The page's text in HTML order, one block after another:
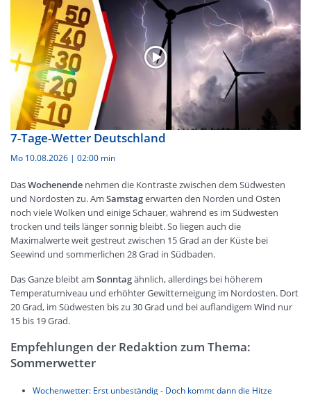
7-Tage-Wetter Deutschland
Mo 10.08.2026 | 02:00 min
DasWochenende nehmen die Kontraste zwischen dem Südwesten
und Nordosten zu. Am Samstagerwarten den Norden und Osten
noch viele Wolken und einige Schauer, während es im Südwesten
trocken und teils länger sonnig bleibt. So liegen auch die
Maximalwerte weit gestreut zwischen 15 Grad an der Küste bei
Seewind und sommerlichen 28 Grad in Südbaden.
Das Ganze bleibt am Sonntagähnlich, allerdings bei höherem
Temperaturniveau und erhöhter Gewitterneigung im Nordosten. Dort
20 Grad, im Südwesten bis zu 30 Grad und bei auflandigem Wind nur
15 bis 19 Grad.
Empfehlungen der Redaktion zum Thema:
Sommerwetter
Wochenwetter: Erst unbeständig - Doch kommt dann die Hitze